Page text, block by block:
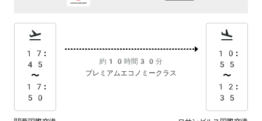
17:
45
〜
17:
50
約10時間30分
プレミアムエコノミークラス
10:
55
〜
12:
35